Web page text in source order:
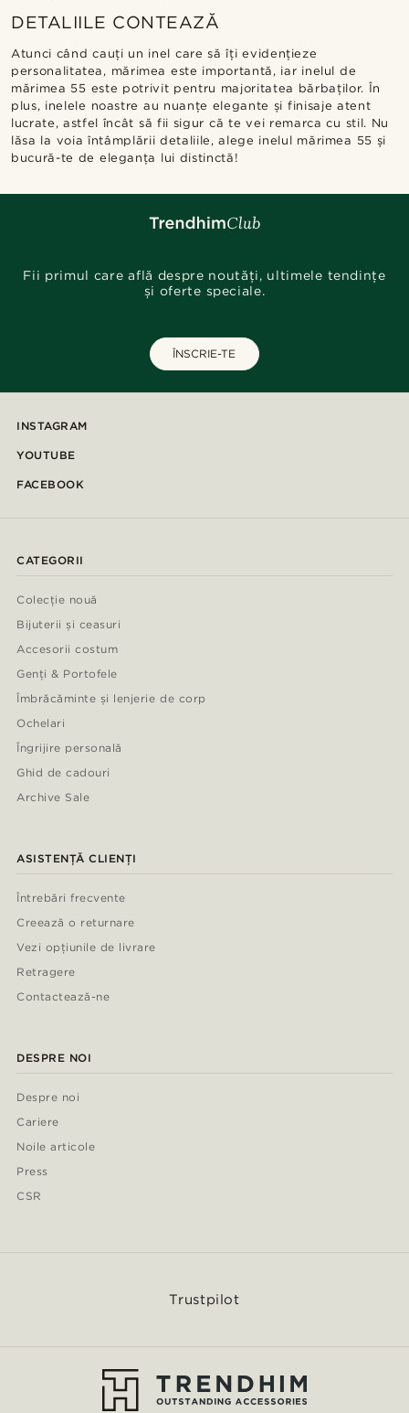
DETALIILE CONTEAZĂ
Atunci când cauți un inel care să îți evidențieze
personalitatea, mărimea este importantă, iar inelul de
mărimea 55 este potrivit pentru majoritatea bărbaților. În
plus, inelele noastre au nuanțe elegante și finisaje atent
lucrate, astfel încât să fii sigur că te vei remarca cu stil. Nu
lăsa la voia întâmplării detaliile, alege inelul mărimea 55 și
bucură-te de eleganța lui distinctă!
Fii primul care află despre noutăți, ultimele tendințe
și oferte speciale.
ÎNSCRIE-TE
INSTAGRAM
YOUTUBE
FACEBOOK
CATEGORII
Colecție nouă
Bijuterii și ceasuri
Accesorii costum
Genți & Portofele
Îmbrăcăminte și lenjerie de corp
Ochelari
Îngrijire personală
Ghid de cadouri
Archive Sale
ASISTENȚĂ CLIENȚI
Întrebări frecvente
Creează o returnare
Vezi opțiunile de livrare
Retragere
Contactează-ne
DESPRE NOI
Despre noi
Cariere
Noile articole
Press
CSR
Trustpilot